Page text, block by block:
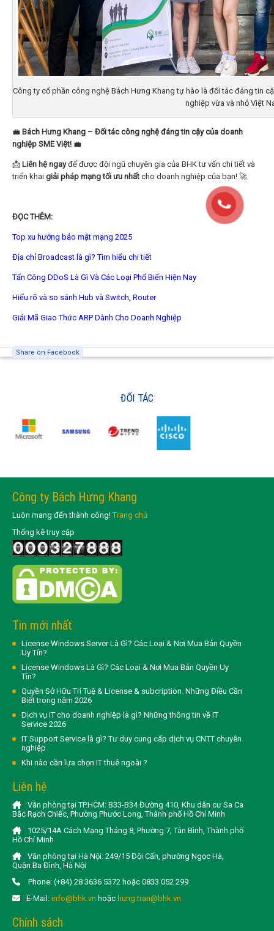
Công ty cổ phần công nghệ Bách Hưng Khang tự hào là đối tác đáng tin
nghiệp vừa và nhỏ Việt
💼 Bách Hưng Khang – Đối tác công nghệ đáng tin cậy của doanh
nghiệp SME Việt! 💼
📩 Liên hệ ngayđể được đội ngũ chuyên gia của BHK tư vấn chi tiết và
triển khai giải pháp mạng tối ưu nhất cho doanh nghiệp của bạn! 🚀
ĐỌC THÊM:
Top xu hướng bảo mật mạng 2025
Địa chỉ Broadcast là gì? Tìm hiểu chi tiết
Tấn Công DDoS Là Gì Và Các Loại Phổ Biến Hiện Nay
Hiểu rõ và so sánh Hub và Switch, Router
Giải Mã Giao Thức ARP Dành Cho Doanh Nghiệp
Share on Facebook
ĐỐI TÁC
Công ty Bách Hưng Khang
Luôn mang đến thành công!Trang chủ
Thống kê truy cập
Tin mới nhất
License Windows Server Là Gì? Các Loại & Nơi Mua Bản Quyền
Uy Tín?
License Windows Là Gì? Các Loại & Nơi Mua Bản Quyền Uy
Tín?
Quyền Sở Hữu Trí Tuệ & License & subcription. Những Điều Cần
Biết trong năm 2026
Dịch vụ IT cho doanh nghiệp là gì? Những thông tin về IT
Service 2026
IT Support Service là gì? Tư duy cung cấp dịch vụ CNTT chuyên
nghiệp
Khi nào cần lựa chọn IT thuê ngoài ?
Liên hệ
Văn phòng tại TP.HCM: B33-B34 Đường 410, Khu dân cư Sa Ca
Bắc Rạch Chiếc, Phường Phước Long, Thành phố Hồ Chí Minh
1025/14A Cách Mạng Tháng 8, Phường 7, Tân Bình, Thành phố
Hồ Chí Minh
Văn phòng tại Hà Nội: 249/15 Đội Cấn, phường Ngọc Hà,
Quận Ba Đình, Hà Nội
Phone: (+84) 28 3636 5372 hoặc 0833 052 299
E-Mail: info@bhk.vn hoặc hung.tran@bhk.vn
Chính sách